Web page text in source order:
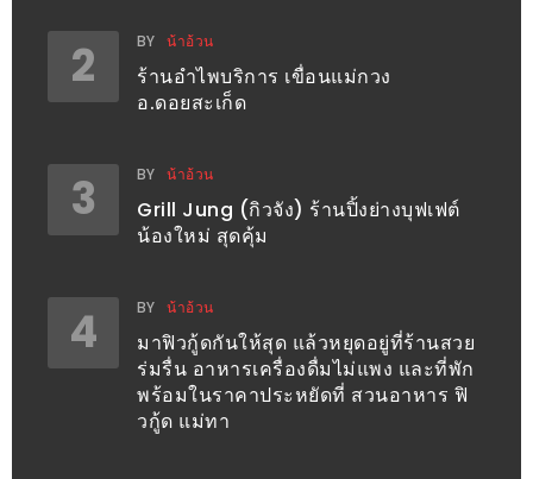
เด็ด
AIKO
UP,
RAMA
3)
ภาพ
2 BY น้าอ้วน
ร้านอำไพบริการ เขื่อนแม่กวง
อ.ดอยสะเก็ด
3 BY น้าอ้วน
Grill Jung (กิวจัง) ร้านปิ้งย่างบุฟเฟต์
น้องใหม่ สุดคุ้ม
4 BY น้าอ้วน
มาฟิวกู้ดกันให้สุด แล้วหยุดอยู่ที่ร้านสวย
ร่มรื่น อาหารเครื่องดื่มไม่แพง และที่พัก
พร้อมในราคาประหยัดที่ สวนอาหาร ฟิ
วกู้ด แม่ทา